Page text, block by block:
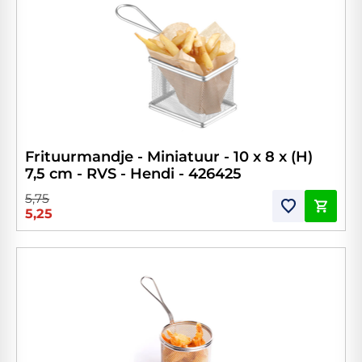
Frituurmandje - Miniatuur - 10 x 8 x (H)
7,5 cm - RVS - Hendi - 426425
5,75
5,25